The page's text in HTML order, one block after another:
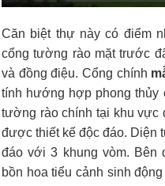
Căn biệt thự này có điểm
cổng tường rào mặt trước
và đồng điệu. Cổng chính
tính hướng hợp phong thủy
tường rào chính tại khu
được thiết kế độc đáo. Diện
đáo với 3 khung vòm. Bên
bồn hoa tiểu cảnh sinh